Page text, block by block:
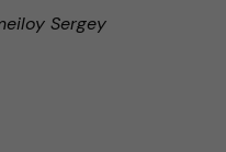
Sergey